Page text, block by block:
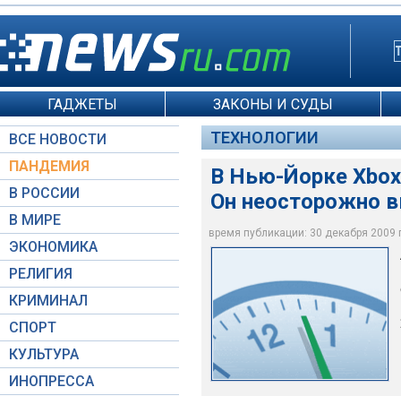
ГАДЖЕТЫ ЗАКОНЫ И СУДЫ
ВСЕ НОВОСТИ
ПАНДЕМИЯ
В РОССИИ
В МИРЕ
ЭКОНОМИКА
РЕЛИГИЯ
КРИМИНАЛ
СПОРТ
КУЛЬТУРА
ИНОПРЕССА
ТЕХНОЛОГИИ
В Нью-Йорке
Он неосторожно
время публикации: 30 декабря 2009
WPIX